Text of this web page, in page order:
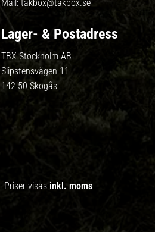
Mail: takbox@takbox.se
Lager- & Postadress
TBX Stockholm AB
Slipstensvägen 11
142 50 Skogås
Priser visas inkl. moms